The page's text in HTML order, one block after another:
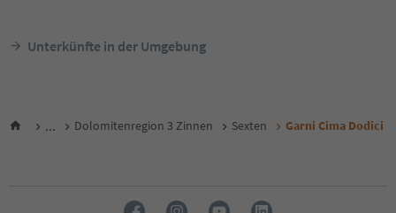
Unterkünfte in der Umgebung
... Dolomitenregion 3 Zinnen Sexten Garni Cima Dodici